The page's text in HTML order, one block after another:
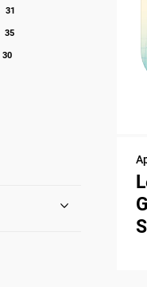
31
35
30